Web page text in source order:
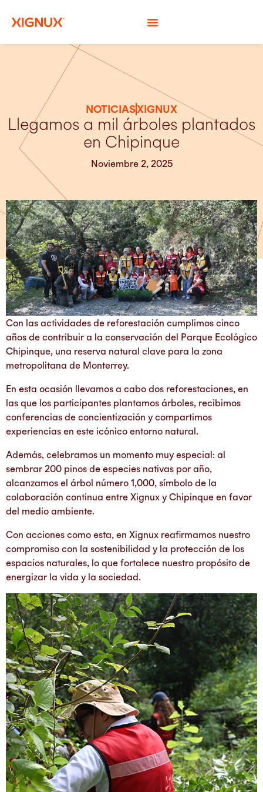
NOTICIASXIGNUX
Llegamos a mil árboles plantados
en Chipinque
Noviembre 2, 2025
Con las actividades de reforestación cumplimos cinco
años de contribuir a la conservación del Parque Ecológico
Chipinque, una reserva natural clave para la zona
metropolitana de Monterrey.
En esta ocasión llevamos a cabo dos reforestaciones, en
las que los participantes plantamos árboles, recibimos
conferencias de concientización y compartimos
experiencias en este icónico entorno natural.
Además, celebramos un momento muy especial: al
sembrar 200 pinos de especies nativas por año,
alcanzamos el árbol número 1,000, símbolo de la
colaboración continua entre Xignux y Chipinque en favor
del medio ambiente.
Con acciones como esta, en Xignux reafirmamos nuestro
compromiso con la sostenibilidad y la protección de los
espacios naturales, lo que fortalece nuestro propósito de
energizar la vida y la sociedad.